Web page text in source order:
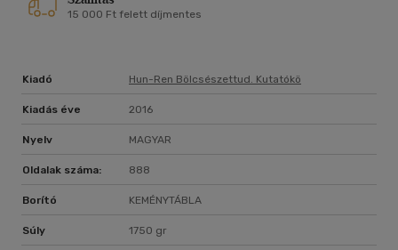
indított útjára.15 000 Ft felett díjmentes
Kiadó Hun-Ren Bölcsészettud. Kutatókö
Kiadás éve 2016
Nyelv MAGYAR
Oldalak száma: 888
Borító KEMÉNYTÁBLA
Súly 1750 gr